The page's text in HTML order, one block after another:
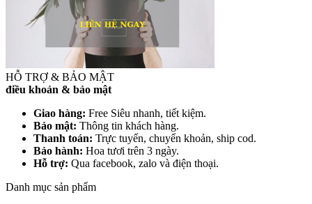
HỖ TRỢ & BẢO MẬT
điều khoản & bảo mật
Giao hàng: Free Siêu nhanh, tiết kiệm.
Bảo mật: Thông tin khách hàng.
Thanh toán: Trực tuyến, chuyển khoản, ship cod.
Bảo hành: Hoa tươi trên 3 ngày.
Hỗ trợ: Qua facebook, zalo và điện thoại.
Danh mục sản phẩm